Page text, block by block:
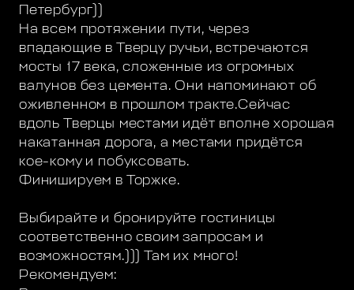
Петербург))
На всем протяжении пути, через
впадающие в Тверцу ручьи, встречаются
мосты 17 века, сложенные из огромных
валунов без цемента. Они напоминают об
оживленном в прошлом тракте.Сейчас
вдоль Тверцы местами идёт вполне хорошая
накатанная дорога, а местами придётся
кое-кому и побуксовать.
Финишируем в Торжке.
Выбирайте и бронируйте гостиницы
соответственно своим запросам и
возможностям.))) Там их много!
Рекомендуем: